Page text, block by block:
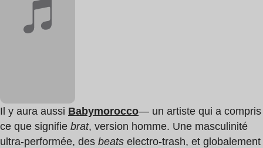
Il y aura aussi Babymorocco— un artiste qui a compris
ce que signifie brat, version homme. Une masculinité
ultra-performée, des beats electro-trash, et globalement